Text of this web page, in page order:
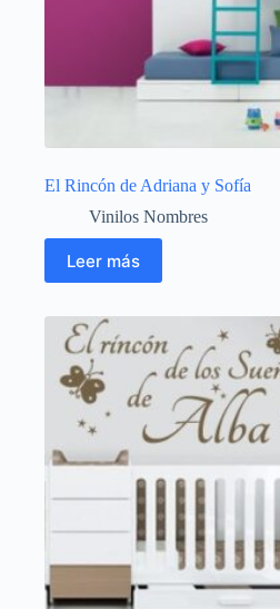
El Rincón de Adriana y Sofía
Vinilos Nombres
Leer más